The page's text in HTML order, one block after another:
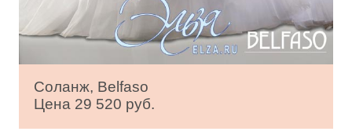
Соланж, Belfaso
Цена 29 520 руб.